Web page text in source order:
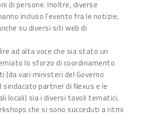
di persone. Inoltre, diverse
incluso l’evento fra le notizie,
su diversi siti web di
ad alta voce che sia stato un
lo sforzo di coordinamento
(da vari ministeri del Governo
sindacato partner di Nexus e le
locali) sia i diversi tavoli tematici,
che si sono succeduti a ritmi